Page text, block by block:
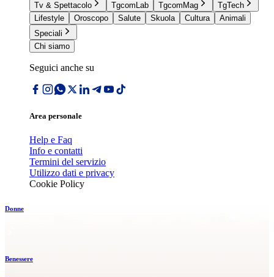
Tv & Spettacolo
TgcomLab TgcomMag
TgTech
Lifestyle
Oroscopo Salute Skuola Cultura
Animali
Speciali
Chi siamo
Seguici anche su
Area personale
Help e Faq
Info e contatti
Termini del servizio
Utilizzo dati e privacy
Cookie Policy
Donne
Benessere